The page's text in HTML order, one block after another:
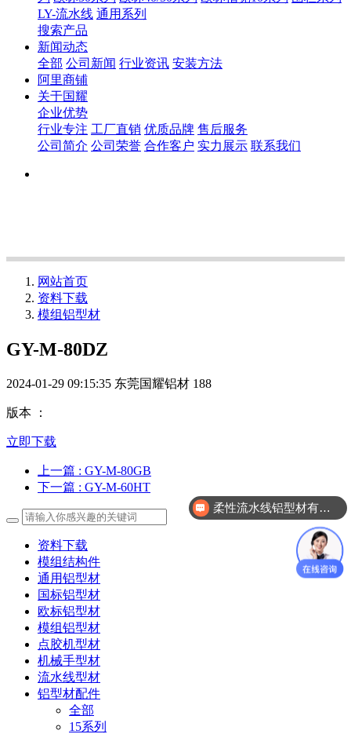
LY-流水线 通用系列
搜索产品
新闻动态
全部 公司新闻 行业资讯 安装方法
阿里商铺
关于国耀
企业优势
行业专注 工厂直销 优质品牌 售后服务
公司简介 公司荣誉 合作客户 实力展示 联系我们
网站首页
资料下载
模组铝型材
GY-M-80DZ
2024-01-29 09:15:35 东莞国耀铝材 188
版本 ：
立即下载
上一篇 : GY-M-80GB
下一篇 : GY-M-60HT
资料下载
模组结构件
通用铝型材
国标铝型材
欧标铝型材
模组铝型材
点胶机型材
机械手型材
流水线型材
铝型材配件
全部
15系列
柔性流水线铝型材有哪几款？
我要开模需要怎么操作？